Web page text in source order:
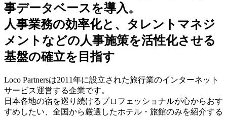
事データベースを導入。
人事業務の効率化と、タレントマネジ
メントなどの人事施策を活性化させる
基盤の確立を目指す
Loco Partnersは2011年に設立された旅行業のインターネット
サービス運営する企業です。
日本各地の宿を巡り続けるプロフェッショナルが心からおす
すめしたい、全国から厳選したホテル・旅館のみを紹介する